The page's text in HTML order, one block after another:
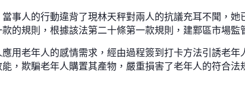
事人的行動違背了現林天秤對兩人的抗議充耳不聞，
的規則，根據該法第二十條第一款規則，建鄴區市場
用老年人的感情需求，經由過程簽到打卡方法引誘老
，欺騙老年人購置其產物，嚴重損害了老年人的符合